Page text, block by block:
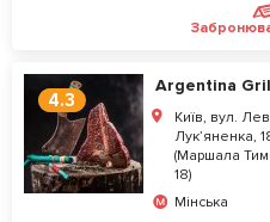
4.3
Argentina
Київ, вул.
Лук’яненка,
(Маршала
18)
Мінська